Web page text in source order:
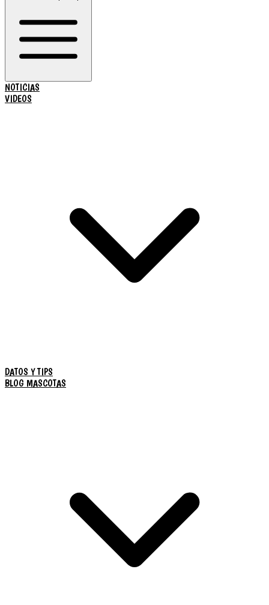
NOTICIAS
VIDEOS
DATOS Y TIPS
BLOG MASCOTAS